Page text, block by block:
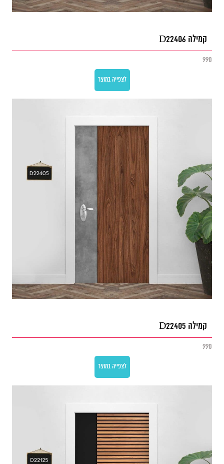
קמילה D22406
990
לצפייה במוצר
קמילה D22405
990
לצפייה במוצר